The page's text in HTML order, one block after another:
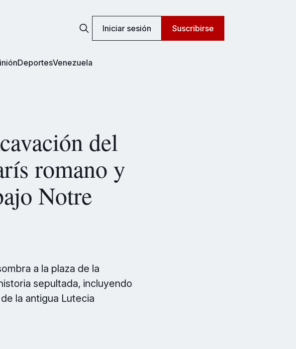
Iniciar sesión Suscribirse
DeportesVenezuela
del
romano y
Notre
a la plaza de la
sepultada, incluyendo
la antigua Lutecia